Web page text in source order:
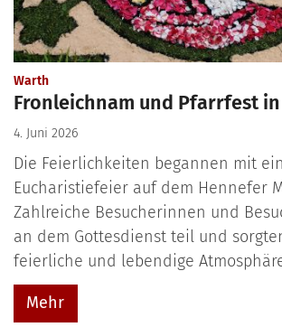
Warth:
Fronleichnam und Pfarrfest
4. Juni 2026
Die Feierlichkeiten begannen mit
Eucharistiefeier auf dem Hennefer
Zahlreiche Besucherinnen und
an dem Gottesdienst teil und
feierliche und lebendige
Mehr